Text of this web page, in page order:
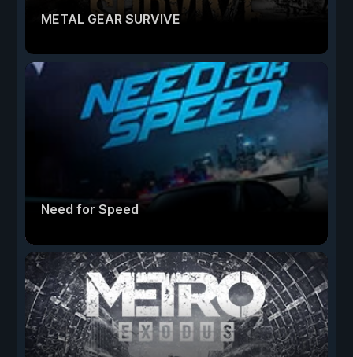
METAL GEAR SURVIVE
Need for Speed